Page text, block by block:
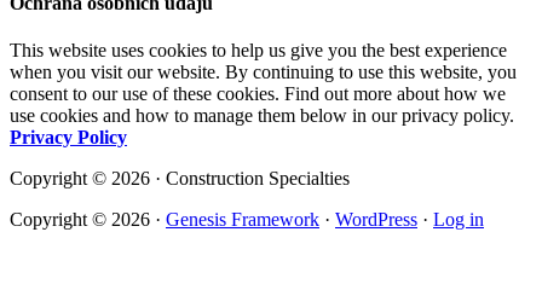
This website uses cookies to help us give you the best experience
when you visit our website. By continuing to use this website, you
consent to our use of these cookies. Find out more about how we
use cookies and how to manage them below in our privacy policy.
Privacy Policy
Copyright © 2026 · Construction Specialties
Copyright © 2026 · Genesis Framework · WordPress · Log in